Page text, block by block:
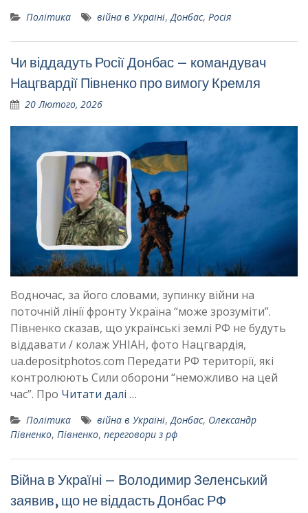
Політика війна в Україні,Донбас, Росія
Чи віддадуть Росії Донбас – командувач
Нацгвардії Півненко про вимогу Кремля
20 Лютого, 2026
Водночас, за його словами, зупинку війни на
поточній лінії фронту Україна “може зрозуміти”.
Півненко сказав, що українські землі РФ не будуть
віддавати / колаж УНІАН, фото Нацгвардія,
ua.depositphotos.com Передати РФ території, які
контролюють Сили оборони “неможливо на цей
час”. Про Читати далі …
Політика війна в Україні,Донбас, Олександр
Півненко, Півненко, переговори з рф
Війна в Україні – Володимир Зеленський
заявив, що не віддасть Донбас РФ